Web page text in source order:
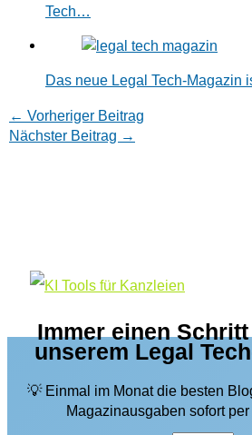
Tech…
Das neue Legal Tech-Magazin
← Vorheriger Beitrag
Nächster Beitrag →
Immer einen
unserem Legal
💡 Einmal im Monat die besten
Magazinausgaben sofort